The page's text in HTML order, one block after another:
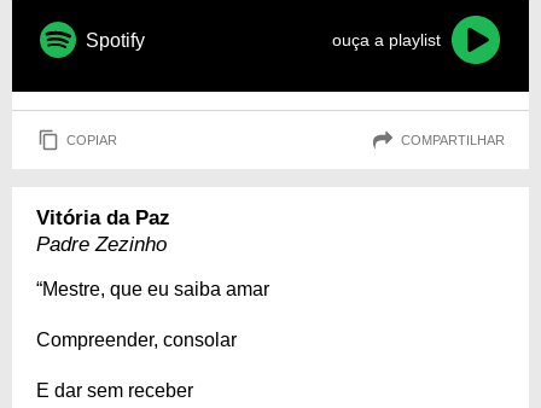
Spotify ouça a playlist
COPIAR COMPARTILHAR
Vitória da Paz
Padre Zezinho
“Mestre, que eu saiba amar
Compreender, consolar
E dar sem receber